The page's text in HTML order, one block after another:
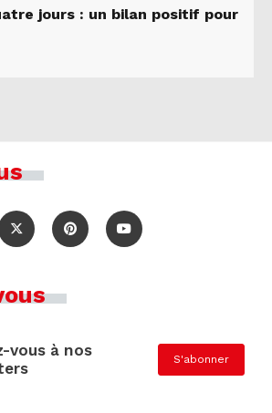
jours : un bilan positif pour
vous à nos
S'abonner